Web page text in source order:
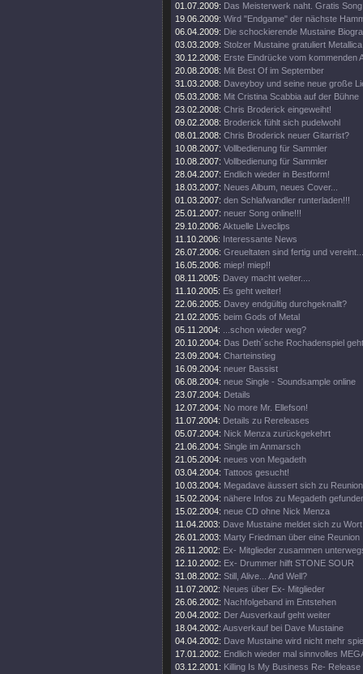
01.07.2009: Das Meisterwerk naht. Gratis
19.06.2009: Wird "Endgame" der nächste
06.04.2009: Die schockierende Mustaine
03.03.2009: Stolzer Mustaine gratuliert
30.12.2008: Erste Eindrücke vom kommenden
20.08.2008: Mit Best Of im September
31.03.2008: Daveyboy und seine neue große
05.03.2008: Mit Cristina Scabbia auf der Bühne
23.02.2008: Chris Broderick eingeweiht!
09.02.2008: Broderick fühlt sich pudelwohl
08.01.2008: Chris Broderick neuer Gitarrist?
10.08.2007: Vollbedienung für Sammler
10.08.2007: Vollbedienung für Sammler
28.04.2007: Endlich wieder in Bestform!
18.03.2007: Neues Album, neues Cover...
01.03.2007: den Schlafwandler runterladen!!!
25.01.2007: neuer Song online!!!
29.10.2006: Aktuelle Liveclips
11.10.2006: Interessante News
26.07.2006: Greueltaten sind fertig und vereint...
16.05.2006: miep! miep!!
08.11.2005: Davey macht weiter....
11.10.2005: Es geht weiter!
22.06.2005: Davey endgültig durchgeknallt?
21.02.2005: beim Gods of Metal
05.11.2004:
...schon wieder weg?
20.10.2004: Das Deth´sche Rochadenspiel
23.09.2004: Charteinstieg
16.09.2004: neuer Bassist
06.08.2004: neue Single - Soundsample online
23.07.2004: Details
12.07.2004: No more Mr. Ellefson!
11.07.2004: Details zu Rereleases
05.07.2004: Nick Menza zurückgekehrt
21.06.2004: Single im Anmarsch
21.05.2004: neues von Megadeth
03.04.2004: Tattoos gesucht!
10.03.2004: Megadave äussert sich zu Reunion
15.02.2004: nähere Infos zu Megadeth
15.02.2004: neue CD ohne Nick Menza
11.04.2003: Dave Mustaine meldet sich zu Wort
26.01.2003: Marty Friedman über eine Reunion
26.11.2002: Ex- Mitglieder zusammen
12.10.2002: Ex- Drummer hilft STONE SOUR
31.08.2002: Still, Alive... And Well?
11.07.2002: Neues über Ex- Mitglieder
26.06.2002: Nachfolgeband im Entstehen
20.04.2002: Der Ausverkauf geht weiter
18.04.2002: Ausverkauf bei Dave Mustaine
04.04.2002: Dave Mustaine wird nicht mehr
17.01.2002: Endlich wieder mal sinnvolles
03.12.2001: Killing Is My Business Re- Release